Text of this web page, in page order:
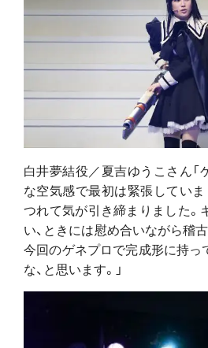
白井夢結役／夏吉ゆうこさん「
な空気感で最初は緊張していま
つれて気が引き締まりました。
い、ときには慰め合いながら稽
今回のゲネプロで完成形に持
な、と思います。」